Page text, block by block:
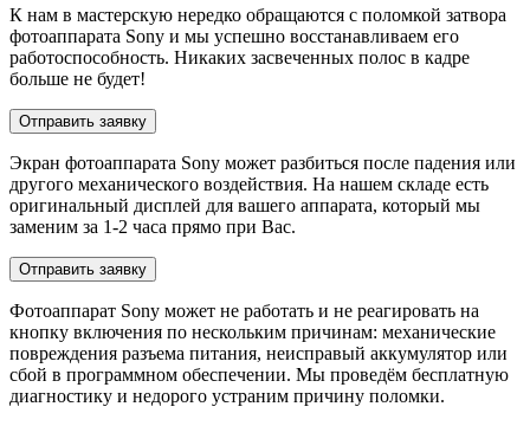
К нам в мастерскую нередко обращаются с поломкой затвора
фотоаппарата Sony и мы успешно восстанавливаем его
работоспособность. Никаких засвеченных полос в кадре
больше не будет!
Отправить заявку
Экран фотоаппарата Sony может разбиться после падения или
другого механического воздействия. На нашем складе есть
оригинальный дисплей для вашего аппарата, который мы
заменим за 1-2 часа прямо при Вас.
Отправить заявку
Фотоаппарат Sony может не работать и не реагировать на
кнопку включения по нескольким причинам: механические
повреждения разъема питания, неисправый аккумулятор или
сбой в программном обеспечении. Мы проведём бесплатную
диагностику и недорого устраним причину поломки.